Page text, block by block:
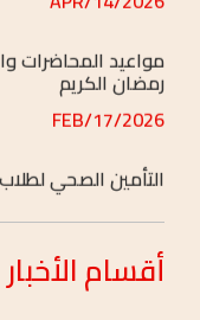
رمضان الكريم
2026/FEB/17
2026/FEB/04
أقسامالأخبار